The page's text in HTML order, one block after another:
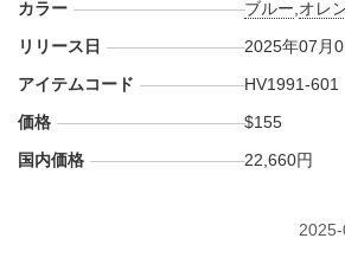
カラー ブルー オレ
リリース日
2025年07月
アイテムコード
HV1991-601
価格
$155
国内価格
22,660円